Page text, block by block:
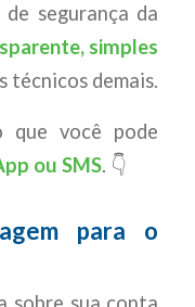
segurança da
simples
técnicos demais.
que você pode
ou SMS. 👇
para o